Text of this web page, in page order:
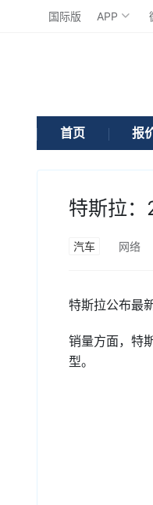
国际版 APP
首页 报
特斯拉
汽车 网络
特斯拉公布最
销量方面，特
型。